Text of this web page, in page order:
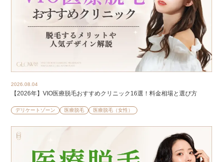
2026.08.04
【2026年】VIO医療脱毛おすすめクリニック16選！料金相場と選び方
デリケートゾーン 医療脱毛 医療脱毛（女性）